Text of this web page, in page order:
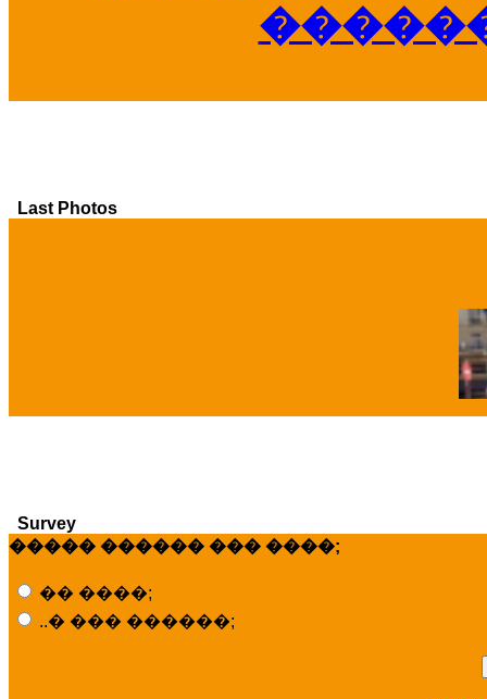
Last Photos
Survey
����� ������ ��� ����;
�� ����;
..� ��� ������;